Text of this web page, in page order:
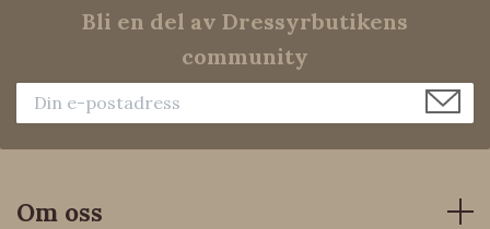
Bli en del av Dressyrbutikens
community
Om oss